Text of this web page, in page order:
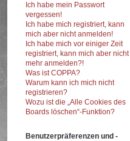
Ich habe mein Passwort
vergessen!
Ich habe mich registriert, kann
mich aber nicht anmelden!
Ich habe mich vor einiger Zeit
registriert, kann mich aber nicht
mehr anmelden?!
Was ist COPPA?
Warum kann ich mich nicht
registrieren?
Wozu ist die „Alle Cookies des
Boards löschen“-Funktion?
Benutzerpräferenzen und -